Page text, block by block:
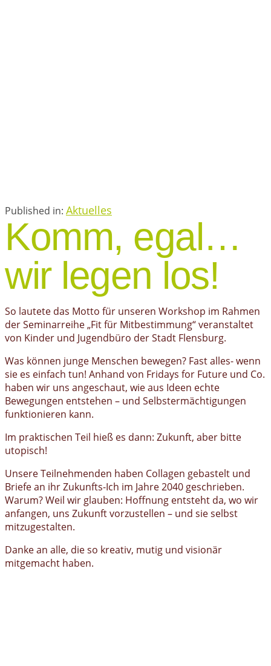
Published in: Aktuelles
Komm, egal…
wir legen los!
So lautete das Motto für unseren Workshop im Rahmen
der Seminarreihe „Fit für Mitbestimmung“ veranstaltet
von Kinder und Jugendbüro der Stadt Flensburg.
Was können junge Menschen bewegen? Fast alles- wenn
sie es einfach tun! Anhand von Fridays for Future und Co.
haben wir uns angeschaut, wie aus Ideen echte
Bewegungen entstehen – und Selbstermächtigungen
funktionieren kann.
Im praktischen Teil hieß es dann: Zukunft, aber bitte
utopisch!
Unsere Teilnehmenden haben Collagen gebastelt und
Briefe an ihr Zukunfts-Ich im Jahre 2040 geschrieben.
Warum? Weil wir glauben: Hoffnung entsteht da, wo wir
anfangen, uns Zukunft vorzustellen – und sie selbst
mitzugestalten.
Danke an alle, die so kreativ, mutig und visionär
mitgemacht haben.